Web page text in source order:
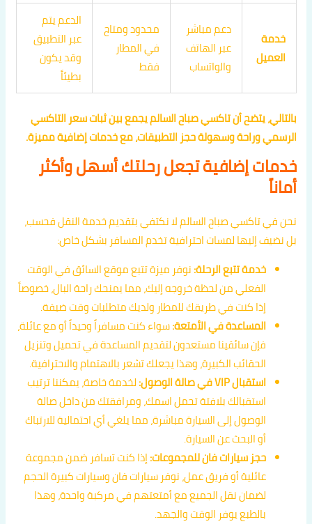
خدمة
العميل
دعم مباشر
عبر الهاتف
والواتساب
محدود ومتاح
في المطار
فقط
الدعم يتم
عبر التطبيق
وقد يكون
بطيئاً
بالتالي، يتضح أن تاكسي صباح السالم يجمع بين ثبات سعر التاكسي
الرسمي وراحة وسهولة حجز التطبيقات، مع خدمات إضافية مميزة.
خدمات إضافية تجعل رحلتك أسهل وأكثر
أماناً
نحن في تاكسي صباح السالم لا نكتفي بتقديم خدمة النقل فحسب،
بل نضيف إليها لمسات احترافية تخدم المسافر بشكل خاص:
خدمة تتبع الرحلة:نوفر ميزة تتبع موقع السائق في الوقت
الفعلي من لحظة خروجه إليك، مما يمنحك راحة البال، خصوصاً
إذا كنت في طريقك للمطار ولديك متطلبات وقت ضيقة.
المساعدة في الأمتعة:سواء كنت مسافراً وحيداً أو مع عائلة،
فإن سائقينا مستعدون لتقديم المساعدة في تحميل وتنزيل
الحقائب الكبيرة، وهذا يجعلك تشعر بالاهتمام والاحترافية.
استقبال VIP في صالة الوصول:
لخدمة خاصة، يمكننا ترتيب
استقبالك بلافتة تحمل اسمك، ومرافقتك من داخل صالة
الوصول إلى السيارة مباشرة، مما يلغي أي احتمالية للارتباك
أو البحث عن السيارة.
حجز سيارات فان للمجموعات:إذا كنت تسافر ضمن مجموعة
عائلية أو فريق عمل، نوفر سيارات فان وسيارات كبيرة الحجم
لضمان نقل الجميع مع أمتعتهم في مركبة واحدة، وهذا
بالطبع يوفر الوقت والجهد.